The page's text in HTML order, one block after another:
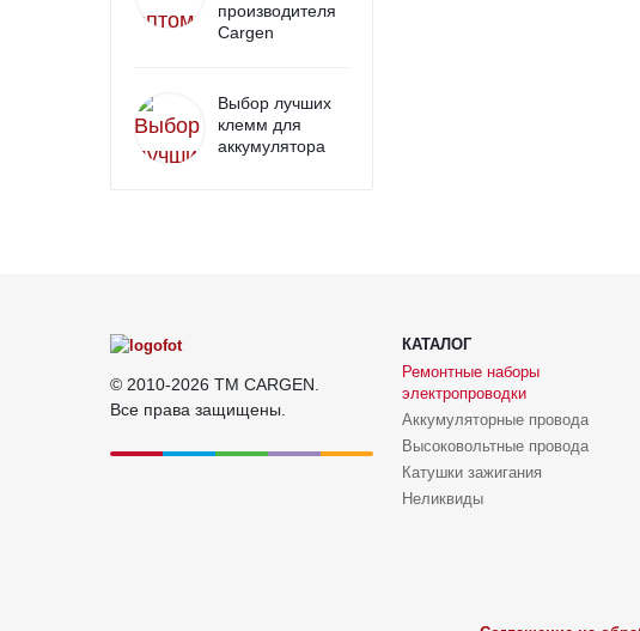
производителя
Cargen
Выбор лучших
клемм для
аккумулятора
© 2010-2026 TM CARGEN.
Все права защищены.
КАТАЛОГ
Ремонтные наборы
электропроводки
Аккумуляторные провода
Высоковольтные провода
Катушки зажигания
Неликвиды